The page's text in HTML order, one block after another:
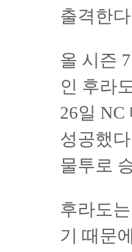
출격한
올 시즌
인 후라
26일 NC
성공했
물투로
후라도
기 때문